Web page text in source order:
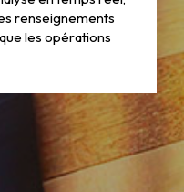
renseignements
les opérations